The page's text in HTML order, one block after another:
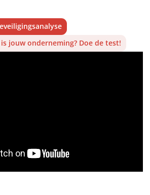
jouw onderneming? Doe de test!